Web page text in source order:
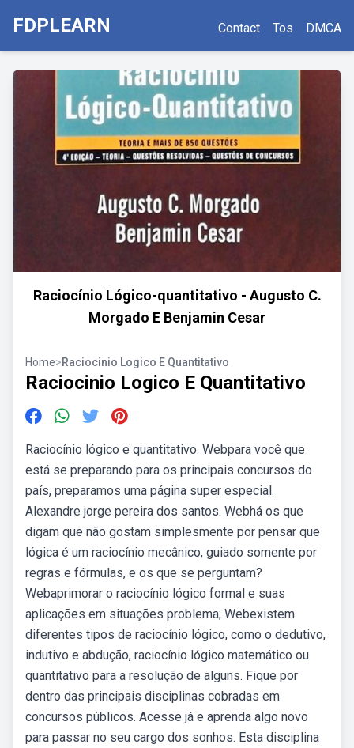
FDPLEARN Contact Tos DMCA
Raciocínio Lógico-quantitativo - Augusto C.
Morgado E Benjamin Cesar
Home>Raciocinio Logico E Quantitativo
Raciocinio Logico E Quantitativo
Raciocínio lógico e quantitativo. Webpara você que
está se preparando para os principais concursos do
país, preparamos uma página super especial.
Alexandre jorge pereira dos santos. Webhá os que
digam que não gostam simplesmente por pensar que
lógica é um raciocínio mecânico, guiado somente por
regras e fórmulas, e os que se perguntam?
Webaprimorar o raciocínio lógico formal e suas
aplicações em situações problema; Webexistem
diferentes tipos de raciocínio lógico, como o dedutivo,
indutivo e abdução, raciocínio lógico matemático ou
quantitativo para a resolução de alguns. Fique por
dentro das principais disciplinas cobradas em
concursos públicos. Acesse já e aprenda algo novo
para passar no seu cargo dos sonhos. Esta disciplina